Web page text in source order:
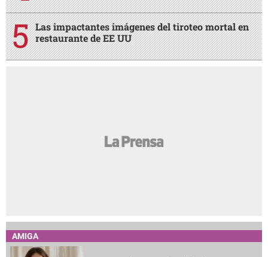
Las impactantes imágenes del tiroteo mortal en
restaurante de EE UU
AMIGA